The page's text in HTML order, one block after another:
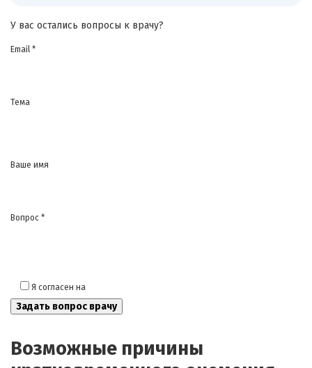
У вас остались вопросы к врачу?
Email *
Тема
Ваше имя
Вопрос *
Я согласен на
Возможные причины